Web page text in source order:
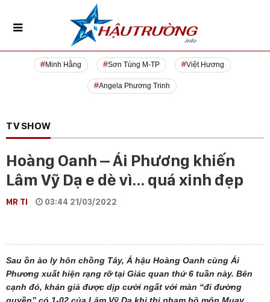
Minh Hằng Sơn Tùng M-TP Việt Hương
Angela Phương Trinh
TV SHOW
Hoàng Oanh – Ái Phương khiến
Lâm Vỹ Dạ e dè vì… quá xinh đẹp
MR TI 03:44 21/03/2022
Sau ồn ào ly hôn chồng Tây, Á hậu Hoàng Oanh cùng Ái
Phương xuất hiện rạng rỡ tại Giác quan thứ 6 tuần này. Bên
cạnh đó, khán giả được dịp cười ngất với màn “đi đường
quyền” có 1-02 của Lâm Vỹ Dạ khi thị phạm bộ môn Muay